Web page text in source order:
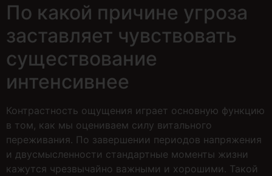
По какой причине угроза
заставляет чувствовать
существование
интенсивнее
Контрастность ощущения играет основную функцию
в том, как мы оцениваем силу витального
переживания. По завершении периодов напряжения
и двусмысленности стандартные моменты жизни
кажутся чрезвычайно важными и хорошими. Такой